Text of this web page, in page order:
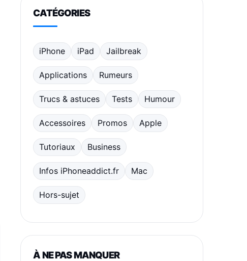
CATÉGORIES
iPhone iPad Jailbreak
Applications Rumeurs
Trucs & astuces Tests Humour
Accessoires Promos Apple
Tutoriaux Business
Infos iPhoneaddict.fr Mac
Hors-sujet
À NE PAS MANQUER